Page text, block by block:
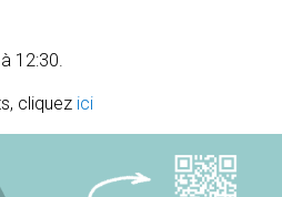
12:30.
cliquez ici